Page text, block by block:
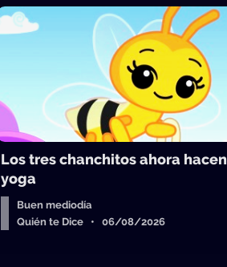
Los tres chanchitos ahora hacen
yoga
Buen mediodía
Quién te Dice • 06/08/2026